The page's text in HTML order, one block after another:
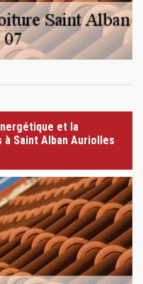
et la
Saint Alban Auriolles